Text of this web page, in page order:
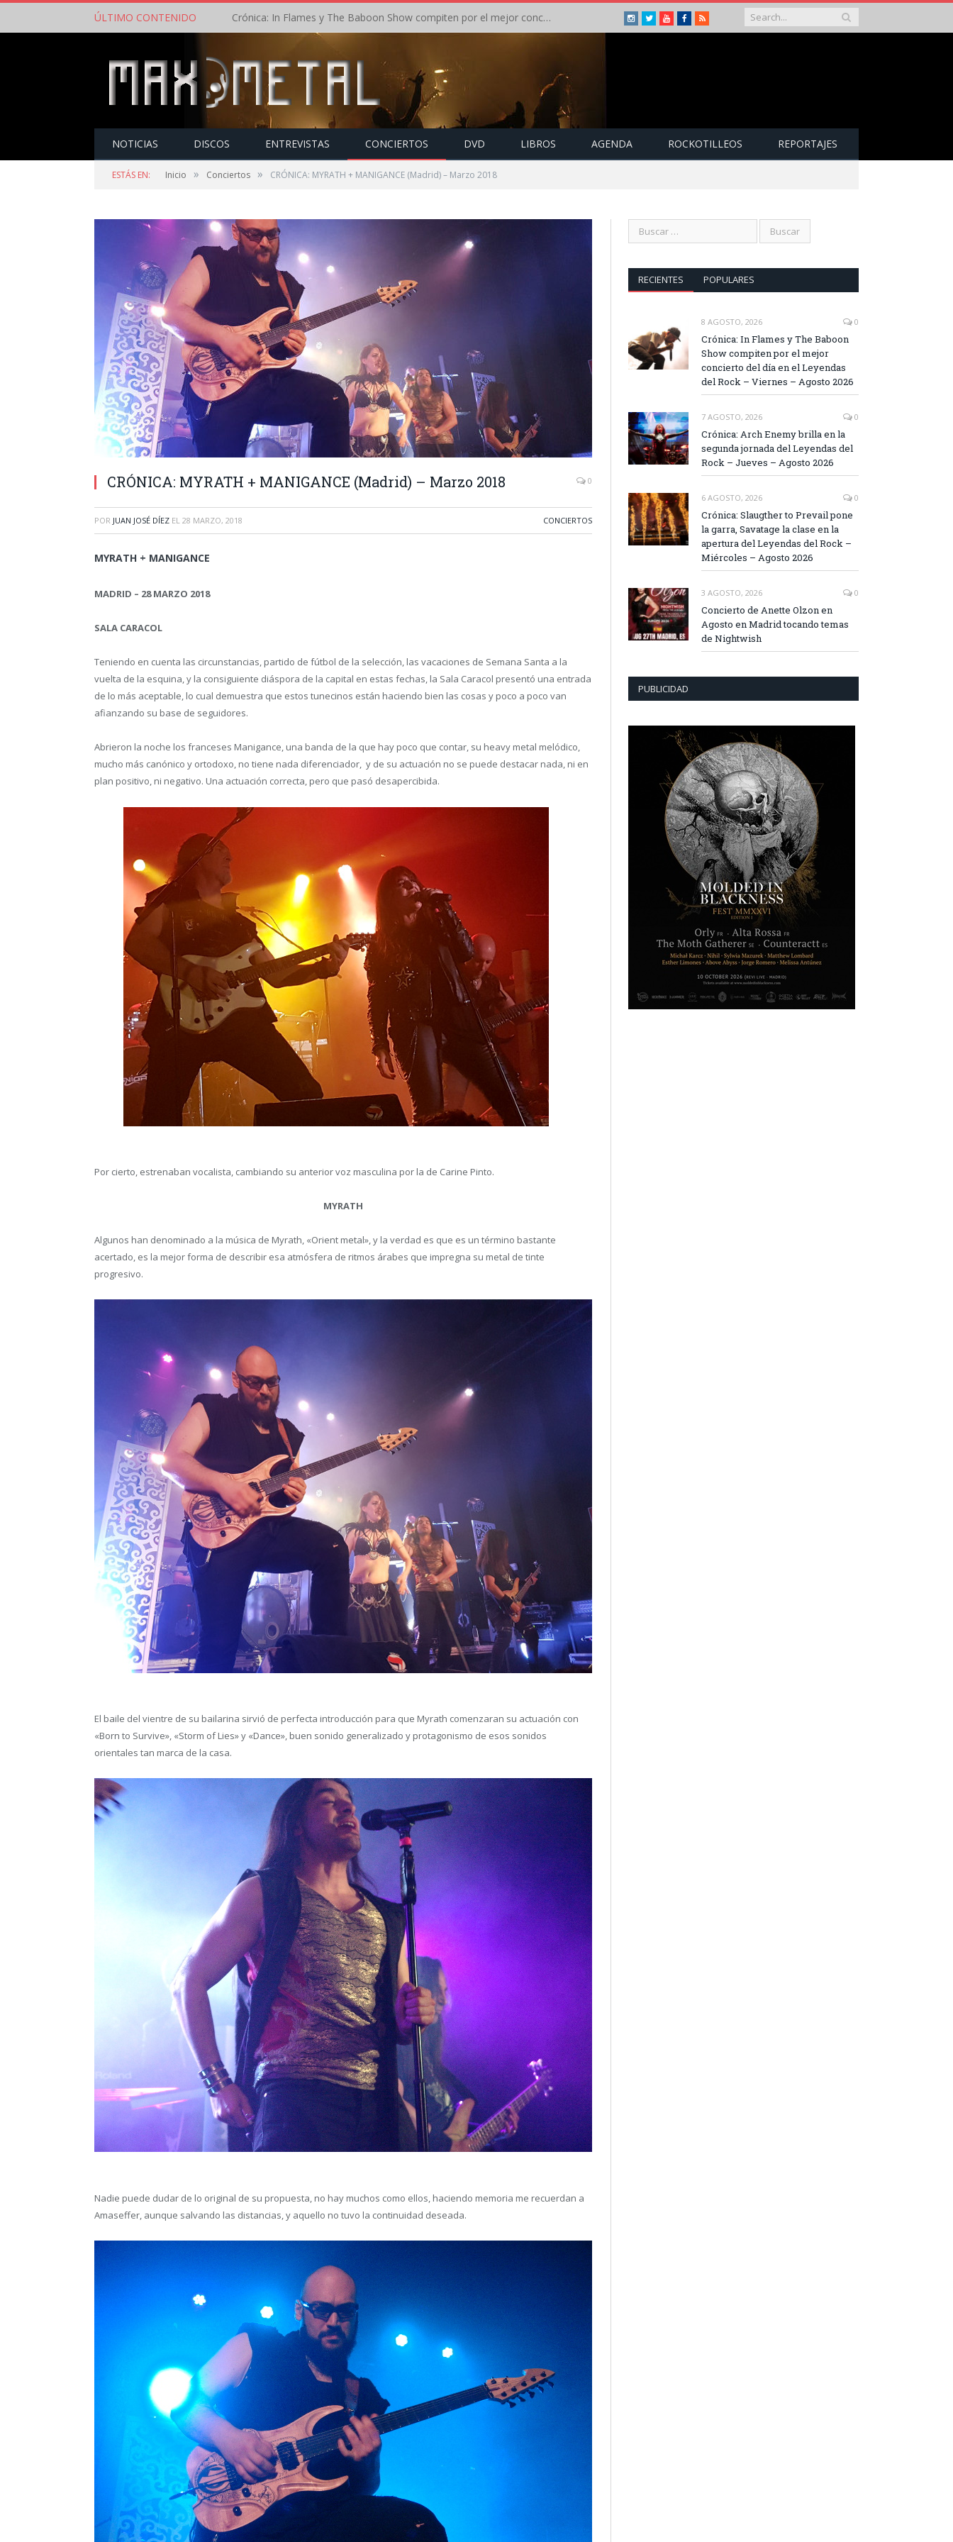
ÚLTIMO CONTENIDO Crónica: In Flames y The Baboon Show compiten por el mejor concierto del día en el Leyendas del Rock – Viernes – Agosto 2026 Instagram
TwitterYoutubeFacebook
RSS
NOTICIAS DISCOS ENTREVISTAS CONCIERTOS DVD LIBROS AGENDA ROCKOTILLEOS REPORTAJES
ESTÁS EN: Inicio » Conciertos » CRÓNICA: MYRATH + MANIGANCE (Madrid) – Marzo 2018
CRÓNICA: MYRATH + MANIGANCE (Madrid) – Marzo 2018 0
POR JUAN JOSÉ DÍEZ EL 28 MARZO, 2018 CONCIERTOS
MYRATH + MANIGANCE
MADRID – 28 MARZO 2018
SALA CARACOL
Teniendo en cuenta las circunstancias, partido de fútbol de la selección, las vacaciones de Semana Santa a la
vuelta de la esquina, y la consiguiente diáspora de la capital en estas fechas, la Sala Caracol presentó una entrada
de lo más aceptable, lo cual demuestra que estos tunecinos están haciendo bien las cosas y poco a poco van
afianzando su base de seguidores.
Abrieron la noche los franceses Manigance, una banda de la que hay poco que contar, su heavy metal melódico,
mucho más canónico y ortodoxo, no tiene nada diferenciador, y de su actuación no se puede destacar nada, ni en
plan positivo, ni negativo. Una actuación correcta, pero que pasó desapercibida.
Por cierto, estrenaban vocalista, cambiando su anterior voz masculina por la de Carine Pinto.
MYRATH
Algunos han denominado a la música de Myrath, «Orient metal», y la verdad es que es un término bastante
acertado, es la mejor forma de describir esa atmósfera de ritmos árabes que impregna su metal de tinte
progresivo.
El baile del vientre de su bailarina sirvió de perfecta introducción para que Myrath comenzaran su actuación con
«Born to Survive», «Storm of Lies» y «Dance», buen sonido generalizado y protagonismo de esos sonidos
orientales tan marca de la casa.
Nadie puede dudar de lo original de su propuesta, no hay muchos como ellos, haciendo memoria me recuerdan a
Amaseffer, aunque salvando las distancias, y aquello no tuvo la continuidad deseada.
RECIENTES POPULARES
8 AGOSTO, 2026 0
Crónica: In Flames y The Baboon
Show compiten por el mejor
concierto del día en el Leyendas
del Rock – Viernes – Agosto 2026
7 AGOSTO, 2026 0
Crónica: Arch Enemy brilla en la
segunda jornada del Leyendas del
Rock – Jueves – Agosto 2026
6 AGOSTO, 2026 0
Crónica: Slaugther to Prevail pone
la garra, Savatage la clase en la
apertura del Leyendas del Rock –
Miércoles – Agosto 2026
3 AGOSTO, 2026 0
Concierto de Anette Olzon en
Agosto en Madrid tocando temas
de Nightwish
PUBLICIDAD